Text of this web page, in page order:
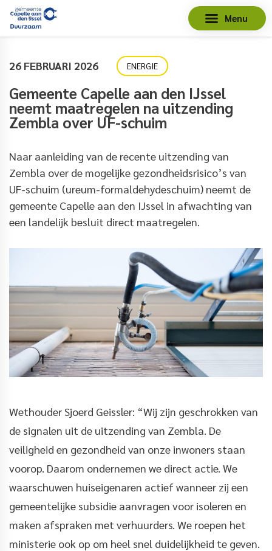
Menu
26 FEBRUARI 2026 ENERGIE
Gemeente Capelle aan den IJssel
neemt maatregelen na uitzending
Zembla over UF-schuim
Naar aanleiding van de recente uitzending van
Zembla over de mogelijke gezondheidsrisico’s van
UF-schuim (ureum-formaldehydeschuim) neemt de
gemeente Capelle aan den IJssel in afwachting van
een landelijk besluit direct maatregelen.
Wethouder Sjoerd Geissler: “Wij zijn geschrokken van
de signalen uit de uitzending van Zembla. De
veiligheid en gezondheid van onze inwoners staan
voorop. Daarom ondernemen we direct actie. We
waarschuwen huiseigenaren actief wanneer zij een
gemeentelijke subsidie aanvragen voor isoleren en
maken afspraken met verhuurders. We roepen het
ministerie ook op om heel snel duidelijkheid te geven.